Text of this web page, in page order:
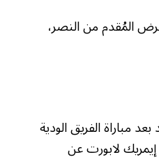
المُقدم من النصر،
مباراة الفريق الودية
لابورت عن